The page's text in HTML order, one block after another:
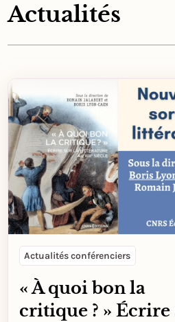
Actualités
Actualités conférenciers
« À quoi bon la
critique ? » Écrire